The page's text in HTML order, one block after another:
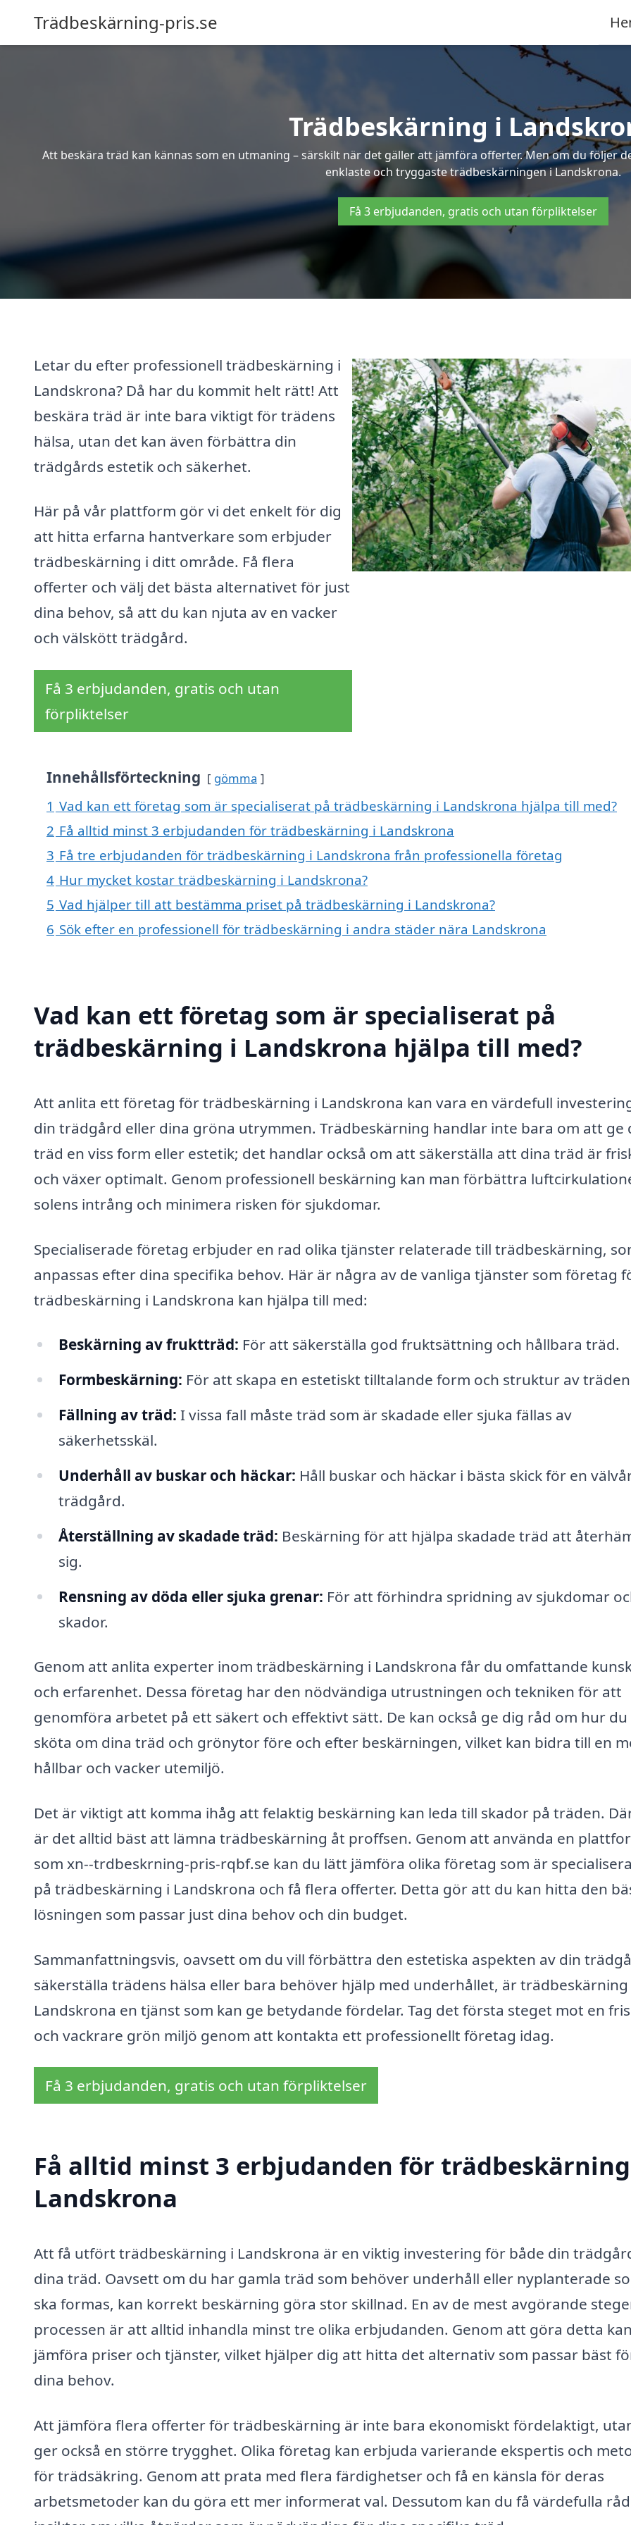
Trädbeskärning-pris.se
Trädbeskärning i
Att beskära träd kan kännas som en utmaning – särskilt när det gäller att jämföra offerter. Men om du följer
enklaste och tryggaste trädbeskärningen i Landskrona.
Få 3 erbjudanden, gratis och utan förpliktelser
Letar du efter professionell trädbeskärning i
Landskrona? Då har du kommit helt rätt! Att
beskära träd är inte bara viktigt för trädens
hälsa, utan det kan även förbättra din
trädgårds estetik och säkerhet.
Här på vår plattform gör vi det enkelt för dig
att hitta erfarna hantverkare som erbjuder
trädbeskärning i ditt område. Få flera
offerter och välj det bästa alternativet för just
dina behov, så att du kan njuta av en vacker
och välskött trädgård.
Få 3 erbjudanden, gratis och utan
förpliktelser
Innehållsförteckning gömma
1 Vad kan ett företag som är specialiserat på trädbeskärning i Landskrona hjälpa till med?
2 Få alltid minst 3 erbjudanden för trädbeskärning i Landskrona
3 Få tre erbjudanden för trädbeskärning i Landskrona från professionella företag
4 Hur mycket kostar trädbeskärning i Landskrona?
5 Vad hjälper till att bestämma priset på trädbeskärning i Landskrona?
6 Sök efter en professionell för trädbeskärning i andra städer nära Landskrona
Vad kan ett företag som är specialiserat på
trädbeskärning i Landskrona hjälpa till med?
Att anlita ett företag för trädbeskärning i Landskrona kan vara en värdefull
din trädgård eller dina gröna utrymmen. Trädbeskärning handlar inte bara om att ge
träd en viss form eller estetik; det handlar också om att säkerställa att dina träd är
och växer optimalt. Genom professionell beskärning kan man förbättra
solens intrång och minimera risken för sjukdomar.
Specialiserade företag erbjuder en rad olika tjänster relaterade till trädbeskärning,
anpassas efter dina specifika behov. Här är några av de vanliga tjänster som företag
trädbeskärning i Landskrona kan hjälpa till med:
Beskärning av fruktträd: För att säkerställa god fruktsättning och hållbara träd.
Formbeskärning: För att skapa en estetiskt tilltalande form och struktur av
Fällning av träd: I vissa fall måste träd som är skadade eller sjuka fällas av
säkerhetsskäl.
Underhåll av buskar och häckar: Håll buskar och häckar i bästa skick för en
trädgård.
Återställning av skadade träd: Beskärning för att hjälpa skadade träd att
sig.
Rensning av döda eller sjuka grenar: För att förhindra spridning av sjukdomar
skador.
Genom att anlita experter inom trädbeskärning i Landskrona får du omfattande
och erfarenhet. Dessa företag har den nödvändiga utrustningen och tekniken för att
genomföra arbetet på ett säkert och effektivt sätt. De kan också ge dig råd om hur du
sköta om dina träd och grönytor före och efter beskärningen, vilket kan bidra till en
hållbar och vacker utemiljö.
Det är viktigt att komma ihåg att felaktig beskärning kan leda till skador på träden.
är det alltid bäst att lämna trädbeskärning åt proffsen. Genom att använda en
som xn--trdbeskrning-pris-rqbf.se kan du lätt jämföra olika företag som är
på trädbeskärning i Landskrona och få flera offerter. Detta gör att du kan hitta den
lösningen som passar just dina behov och din budget.
Sammanfattningsvis, oavsett om du vill förbättra den estetiska aspekten av din
säkerställa trädens hälsa eller bara behöver hjälp med underhållet, är trädbeskärning
Landskrona en tjänst som kan ge betydande fördelar. Tag det första steget mot en
och vackrare grön miljö genom att kontakta ett professionellt företag idag.
Få 3 erbjudanden, gratis och utan förpliktelser
Få alltid minst 3 erbjudanden för
Landskrona
Att få utfört trädbeskärning i Landskrona är en viktig investering för både din
dina träd. Oavsett om du har gamla träd som behöver underhåll eller nyplanterade
ska formas, kan korrekt beskärning göra stor skillnad. En av de mest avgörande
processen är att alltid inhandla minst tre olika erbjudanden. Genom att göra detta
jämföra priser och tjänster, vilket hjälper dig att hitta det alternativ som passar bäst
dina behov.
Att jämföra flera offerter för trädbeskärning är inte bara ekonomiskt fördelaktigt,
ger också en större trygghet. Olika företag kan erbjuda varierande ekspertis och
för trädsäkring. Genom att prata med flera färdighetser och få en känsla för deras
arbetsmetoder kan du göra ett mer informerat val. Dessutom kan du få värdefulla